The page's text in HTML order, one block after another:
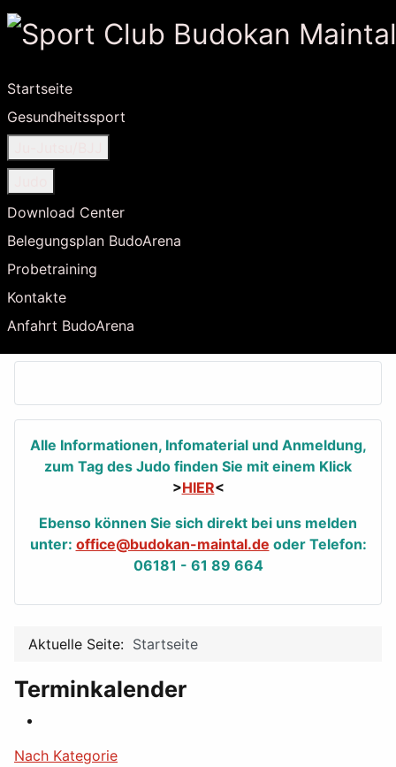
Startseite
Gesundheitssport
Download Center
Belegungsplan BudoArena
Probetraining
Kontakte
Anfahrt BudoArena
Alle Informationen, Infomaterial und Anmeldung,
zum Tag des Judo finden Sie mit einem Klick
>HIER<
Ebenso können Sie sich direkt bei uns melden
unter: office@budokan-maintal.de oder Telefon:
06181 - 61 89 664
Aktuelle Seite: Startseite
Terminkalender
Nach Kategorie